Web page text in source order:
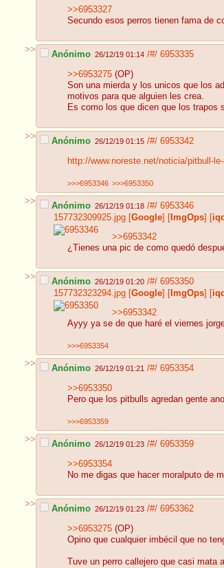
>>6953327
Secundo esos perros tienen fama de
>> Anónimo 26/12/19 01:14 /#/ 6953335
>>6953275 (OP)
Son una mierda y los unicos que los
motivos para que alguien les crea.
Es como los que dicen que los trapos
>> Anónimo 26/12/19 01:15 /#/ 6953342
http://www.noreste.net/noticia/pitbull-
>>>6953346 >>>6953350
>> Anónimo 26/12/19 01:18 /#/ 6953346
157732309925.jpg [Google] [ ImgOps] [
>>6953342
¿Tienes una pic de como quedó
>> Anónimo 26/12/19 01:20 /#/ 6953350
157732323294.jpg [Google] [ ImgOps] [
>>6953342
Ayyy ya se de que haré el viernes
>>>6953354
>> Anónimo 26/12/19 01:21 /#/ 6953354
>>6953350
Pero que los pitbulls agredan gente
>>>6953359
>> Anónimo 26/12/19 01:23 /#/ 6953359
>>6953354
No me digas que hacer moralputo de
>> Anónimo 26/12/19 01:23 /#/ 6953362
>>6953275 (OP)
Opino que cualquier imbécil que no
Tuve un perro callejero que casi